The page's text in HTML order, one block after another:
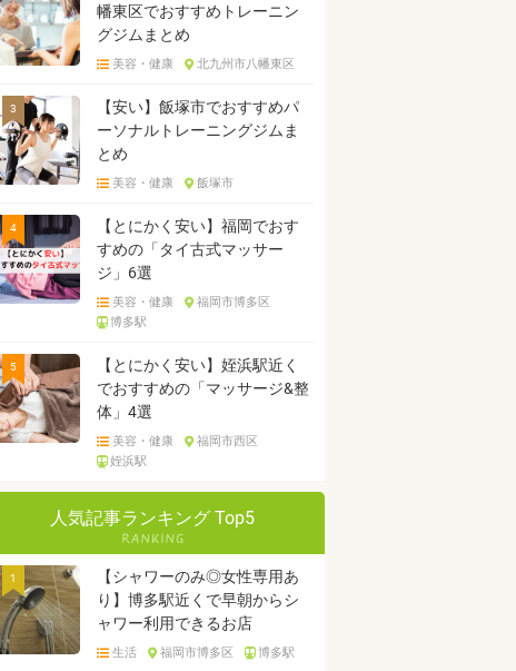
幡東区でおすすめトレーニン
グジムまとめ
美容・健康 北九州市八幡東区
3
【安い】飯塚市でおすすめパ
ーソナルトレーニングジムま
とめ
美容・健康 飯塚市
4
【とにかく安い】福岡でおす
すめの「タイ古式マッサー
ジ」6選
美容・健康
福岡市博多区
博多駅
5
【とにかく安い】姪浜駅近く
でおすすめの「マッサージ&整
体」4選
美容・健康
福岡市西区
姪浜駅
人気記事ランキング Top5
1
【シャワーのみ◎女性専用あ
り】博多駅近くで早朝からシ
ャワー利用できるお店
生活 福岡市博多区 博多駅